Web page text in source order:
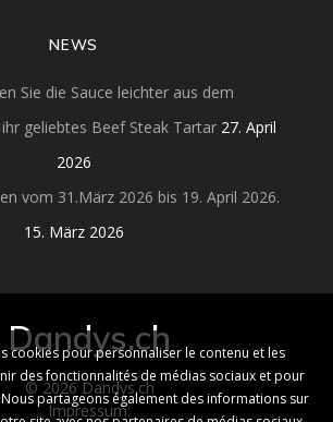
NEWS
Sie die Sauce leichter aus dem
geliebtes Beef Steak Tartar 27. April
2026
vom 31.März 2026 bis 19. April 2026.
15. März 2026
Dandys.ch
© 2026 Dandys.ch
Impressum:
cookies pour personnaliser le contenu et les
des fonctionnalités de médias sociaux et pour
partageons également des informations sur